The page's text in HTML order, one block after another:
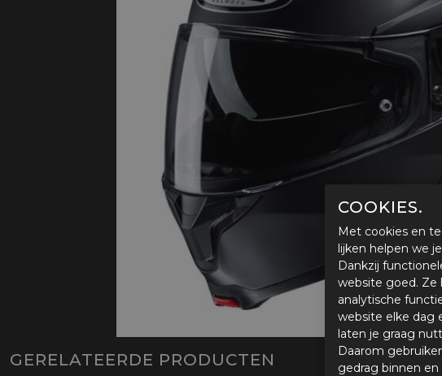
GERELATEERDE PRODUCTEN
COOKIES.
Met cookies en
lijken helpen we
Dankzij
website goed. Ze
analytische
website elke dag
laten je graag
Daarom
gedrag binnen